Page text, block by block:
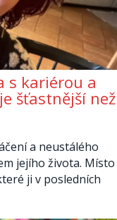
s kariérou a
šťastnější než
a neustálého
jejího života. Místo
ji v posledních